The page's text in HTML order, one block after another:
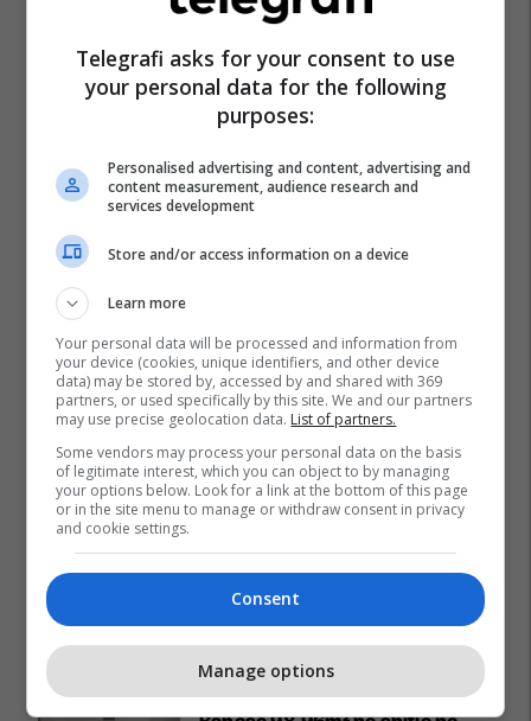
Promo Reklamo këtu
Telegrafi asks for your consent to use
your personal data for the following
purposes:
Personalised advertising and content, advertising and
content measurement, audience research and
services development
Store and/or access information on a device
Learn more
Your personal data will be processed and information from
your device (cookies, unique identifiers, and other device
data) may be stored by, accessed by and shared with 369
partners, or used specifically by this site. We and our partners
may use precise geolocation data. List of partners.
Some vendors may process your personal data on the basis
of legitimate interest, which you can object to by managing
your options below. Look for a link at the bottom of this page
or in the site menu to manage or withdraw consent in privacy
and cookie settings.
Consent
Manage options